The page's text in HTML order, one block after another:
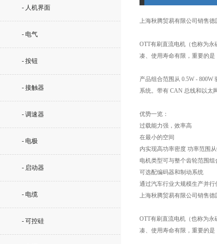
- 人机界面
- 电气
- 按钮
- 接触器
- 调速器
- 电极
- 启动器
- 电缆
- 可控硅
上海秋腾贸易有限公司销售德
OTT有刷直流电机（也称为
凑、使用寿命有限，重要的
产品组合范围从 0.5W -
系统。带有 CAN 总线和以太
优势一览：
过载能力强，效率高
在最小的空间
内实现高功率密度 功率范围从
电机类型可与整个齿轮范围组
可选配编码器和制动系统
通过汽车行业大规模生产并行
上海秋腾贸易有限公司销售德
OTT有刷直流电机（也称为
凑、使用寿命有限，重要的